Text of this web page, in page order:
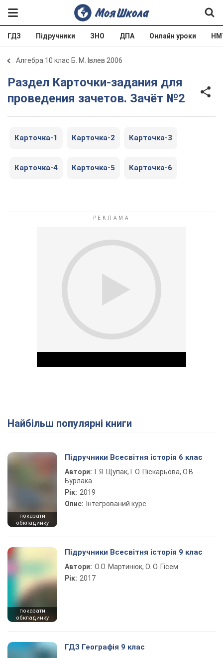
ГДЗ Підручники ЗНО ДПА Онлайн уроки
Алгебра 10 клас Б. М. Івлев 2006
Раздел Карточки-задания для
проведения зачетов. Зачёт №2
Карточка-1 Карточка-2 Карточка-3
Карточка-4 Карточка-5 Карточка-6
Play Video
Найбільш популярні книги
показати
обкладинку
Підручники Всесвітня історія 6 клас
Автори:
І. Я. Щупак, І. О. Піскарьова, О.В.
Бурлака
Рік: 2019
Опис: Інтегрований курс
показати
обкладинку
Підручники Всесвітня історія 9 клас
Автори: О.О. Мартинюк, О. О. Гісем
Рік: 2017
ГДЗ Географія 9 клас